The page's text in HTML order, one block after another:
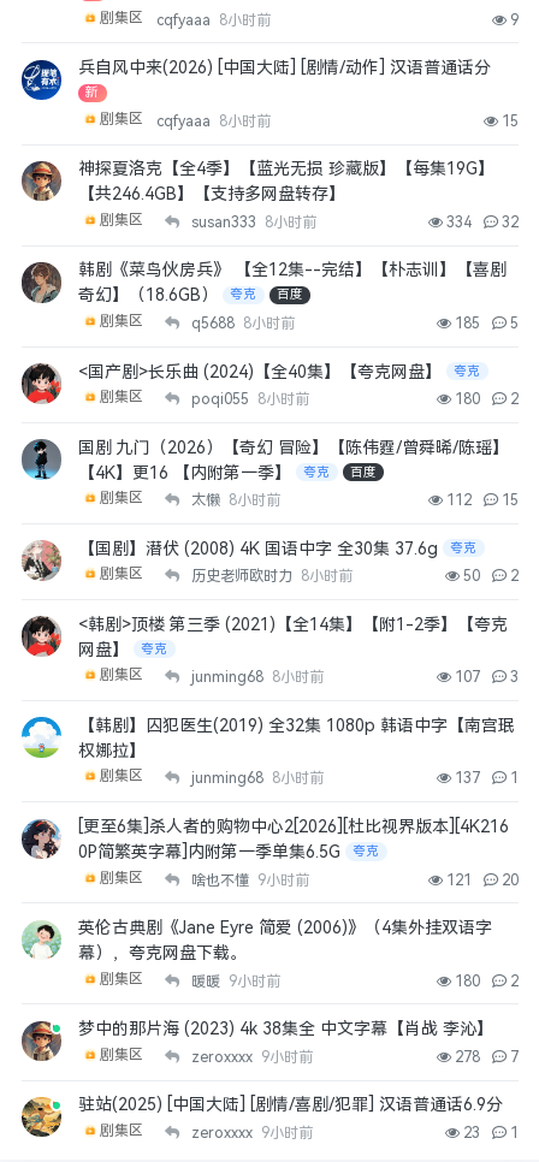
剧集区 cqfyaaa 8小时前 9
兵自风中来(2026) [中国大陆] [剧情/动作] 汉语普通话分
新
剧集区 cqfyaaa 8小时前 15
神探夏洛克【全4季】【蓝光无损 珍藏版】【每集19G】
【共246.4GB】【支持多网盘转存】
剧集区 susan333 8小时前 334 32
韩剧《菜鸟伙房兵》 【全12集--完结】【朴志训】【喜剧
奇幻】（18.6GB）
夸克 百度
剧集区 q5688 8小时前 185 5
<国产剧>长乐曲‎ (2024)【全40集】【夸克网盘】 夸克
剧集区 poqi055 8小时前 180 2
国剧 九门（2026）【奇幻 冒险】【陈伟霆/曾舜晞/陈瑶】
【4K】更16 【内附第一季】
夸克 百度
剧集区 太懒 8小时前 112 15
【国剧】潜伏 (2008) 4K 国语中字 全30集 37.6g 夸克
剧集区 历史老师欧时力 8小时前 50 2
<韩剧>顶楼 第三季 (2021)【全14集】【附1-2季】【夸克
网盘】
夸克
剧集区 junming68 8小时前 107 3
【韩剧】囚犯医生(2019) 全32集 1080p 韩语中字【南宫珉
权娜拉】
剧集区 junming68 8小时前 137 1
[更至6集]杀人者的购物中心2[2026][杜比视界版本][4K216
0P简繁英字幕]内附第一季单集6.5G
夸克
剧集区 啥也不懂 9小时前 121 20
英伦古典剧《Jane Eyre 简爱 (2006)》（4集外挂双语字
幕），夸克网盘下载。
剧集区 暖暖 9小时前 180 2
梦中的那片海 (2023) 4k 38集全 中文字幕【肖战 李沁】
剧集区 zeroxxxx 9小时前 278 7
驻站(2025) [中国大陆] [剧情/喜剧/犯罪] 汉语普通话6.9分
剧集区 zeroxxxx 9小时前 23 1